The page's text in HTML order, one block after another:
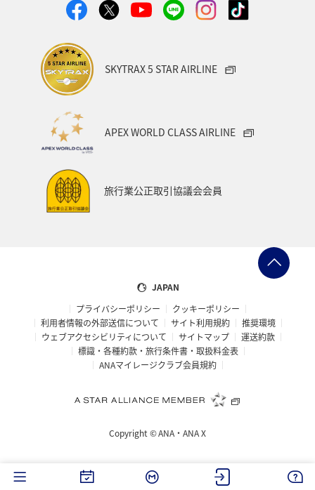
SKYTRAX 5 STAR AIRLINE
APEX WORLD CLASS AIRLINE
旅行業公正取引協議会会員
JAPAN
プライバシーポリシー
クッキーポリシー
利用者情報の外部送信について
サイト利用規約
推奨環境
ウェブアクセシビリティについて
サイトマップ
運送約款
標識・各種約款・旅行条件書・取扱料金表
ANAマイレージクラブ会員規約
Copyright ©ANA・ANA X